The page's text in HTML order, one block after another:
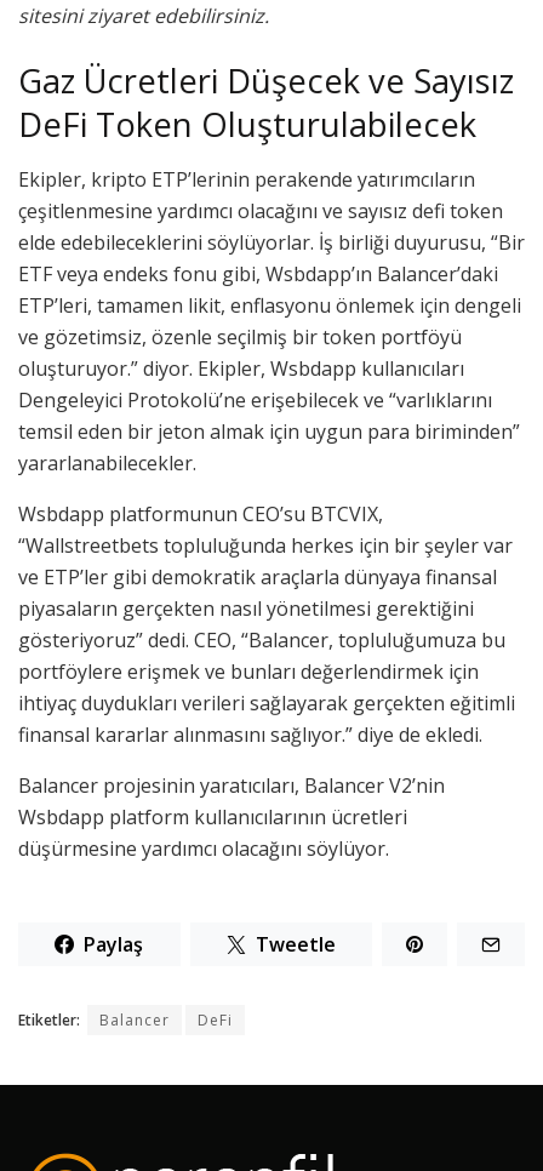
sitesini ziyaret edebilirsiniz.
Gaz Ücretleri Düşecek ve Sayısız
DeFi Token Oluşturulabilecek
Ekipler, kripto ETP’lerinin perakende yatırımcıların
çeşitlenmesine yardımcı olacağını ve sayısız defi token
elde edebileceklerini söylüyorlar. İş birliği duyurusu, “Bir
ETF veya endeks fonu gibi, Wsbdapp’ın Balancer’daki
ETP’leri, tamamen likit, enflasyonu önlemek için dengeli
ve gözetimsiz, özenle seçilmiş bir token portföyü
oluşturuyor.” diyor. Ekipler, Wsbdapp kullanıcıları
Dengeleyici Protokolü’ne erişebilecek ve “varlıklarını
temsil eden bir jeton almak için uygun para biriminden”
yararlanabilecekler.
Wsbdapp platformunun CEO’su BTCVIX,
“Wallstreetbets topluluğunda herkes için bir şeyler var
ve ETP’ler gibi demokratik araçlarla dünyaya finansal
piyasaların gerçekten nasıl yönetilmesi gerektiğini
gösteriyoruz” dedi. CEO, “Balancer, topluluğumuza bu
portföylere erişmek ve bunları değerlendirmek için
ihtiyaç duydukları verileri sağlayarak gerçekten eğitimli
finansal kararlar alınmasını sağlıyor.” diye de ekledi.
Balancer projesinin yaratıcıları, Balancer V2’nin
Wsbdapp platform kullanıcılarının ücretleri
düşürmesine yardımcı olacağını söylüyor.
Paylaş Tweetle
Etiketler: Balancer DeFi